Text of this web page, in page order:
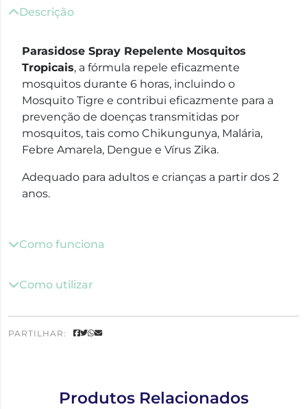
Descrição
Parasidose Spray Repelente Mosquitos
Tropicais, a fórmula repele eficazmente
mosquitos durante 6 horas, incluindo o
Mosquito Tigre e contribui eficazmente para a
prevenção de doenças transmitidas por
mosquitos, tais como Chikungunya, Malária,
Febre Amarela, Dengue e Vírus Zika.
Adequado para adultos e crianças a partir dos 2
anos.
Como funciona
Como utilizar
PARTILHAR:
Produtos Relacionados